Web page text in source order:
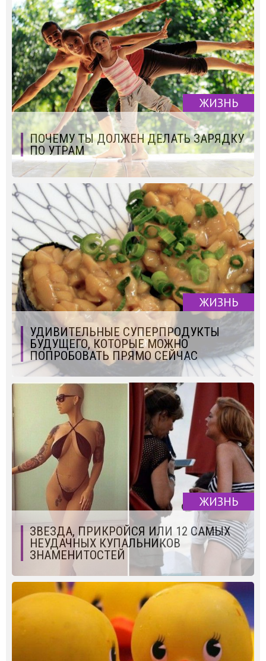
ЖИЗНЬ
ПОЧЕМУ ТЫ ДОЛЖЕН ДЕЛАТЬ ЗАРЯДКУ
ПО УТРАМ
ЖИЗНЬ
УДИВИТЕЛЬНЫЕ СУПЕРПРОДУКТЫ
БУДУЩЕГО, КОТОРЫЕ МОЖНО
ПОПРОБОВАТЬ ПРЯМО СЕЙЧАС
ЖИЗНЬ
ЗВЕЗДА, ПРИКРОЙСЯ ИЛИ 12 САМЫХ
НЕУДАЧНЫХ КУПАЛЬНИКОВ
ЗНАМЕНИТОСТЕЙ